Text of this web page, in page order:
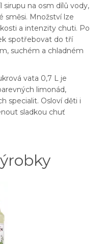
sirupu na osm dílů vody,
směsi. Množství lze
a intenzity chuti. Po
spotřebovat do tří
suchém a chladném
vata 0,7 L je
limonád,
specialit. Osloví děti i
sladkou chuť